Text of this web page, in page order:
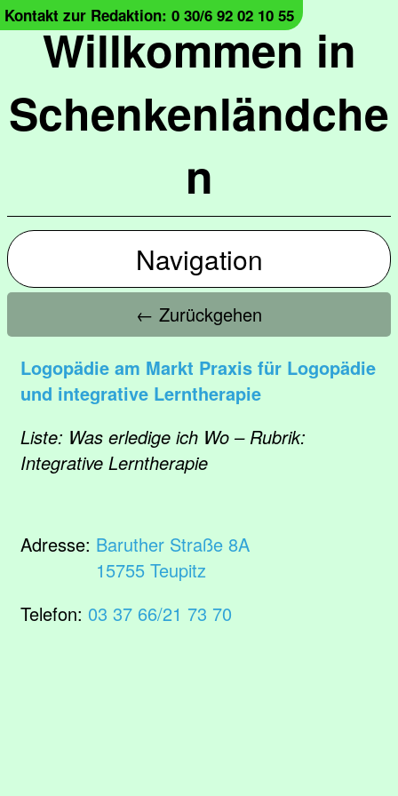
Willkommen in
Schenkenländche
n
Kontakt zur Redaktion: 0 30/6 92 02 10 55
Navigation
← Zurückgehen
Logopädie am Markt Praxis für Logopädie
und integrative Lerntherapie
Liste: Was erledige ich Wo – Rubrik:
Integrative Lerntherapie
Adresse: Baruther Straße 8A
15755 Teupitz
Telefon: 03 37 66/21 73 70